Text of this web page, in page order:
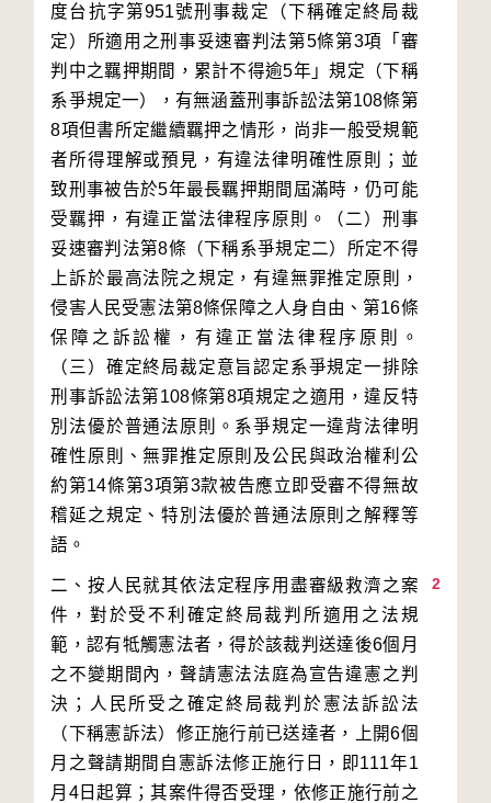
度台抗字第951號刑事裁定（下稱確定終局裁
定）所適用之刑事妥速審判法第5條第3項「審
判中之羈押期間，累計不得逾5年」規定（下稱
系爭規定一），有無涵蓋刑事訴訟法第108條第
8項但書所定繼續羈押之情形，尚非一般受規範
者所得理解或預見，有違法律明確性原則；並
致刑事被告於5年最長羈押期間屆滿時，仍可能
受羈押，有違正當法律程序原則。（二）刑事
妥速審判法第8條（下稱系爭規定二）所定不得
上訴於最高法院之規定，有違無罪推定原則，
侵害人民受憲法第8條保障之人身自由、第16條
保障之訴訟權，有違正當法律程序原則。
（三）確定終局裁定意旨認定系爭規定一排除
刑事訴訟法第108條第8項規定之適用，違反特
別法優於普通法原則。系爭規定一違背法律明
確性原則、無罪推定原則及公民與政治權利公
約第14條第3項第3款被告應立即受審不得無故
稽延之規定、特別法優於普通法原則之解釋等
2
二、按人民就其依法定程序用盡審級救濟之案
件，對於受不利確定終局裁判所適用之法規
範，認有牴觸憲法者，得於該裁判送達後6個月
之不變期間內，聲請憲法法庭為宣告違憲之判
決；人民所受之確定終局裁判於憲法訴訟法
（下稱憲訴法）修正施行前已送達者，上開6個
月之聲請期間自憲訴法修正施行日，即111年1
月4日起算；其案件得否受理，依修正施行前之